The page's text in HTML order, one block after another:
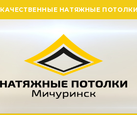
КАЧЕСТВЕННЫЕ НАТЯЖНЫЕ